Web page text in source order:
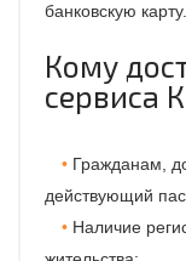
банковскую карту.
Кому
сервиса
Гражданам,
действующий
Наличие